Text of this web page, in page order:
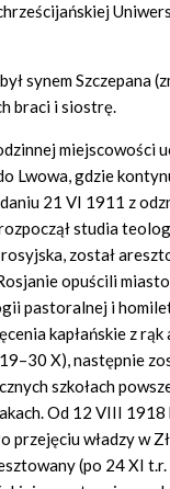
synem Szczepana
braci i siostrę.
miejscowości
Lwowa, gdzie
21 VI 1911 z
studia
został
opuścili
pastoralnej i
kapłańskie z rąk
X), następnie
szkołach
Od 12 VIII 1918
władzy w
(po 24 XI